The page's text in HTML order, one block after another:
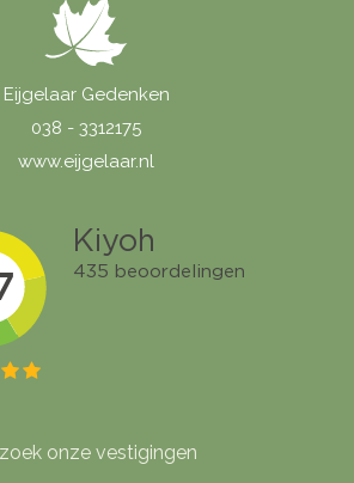
Eijgelaar Gedenken
038 - 3312175
www.eijgelaar.nl
onze vestigingen